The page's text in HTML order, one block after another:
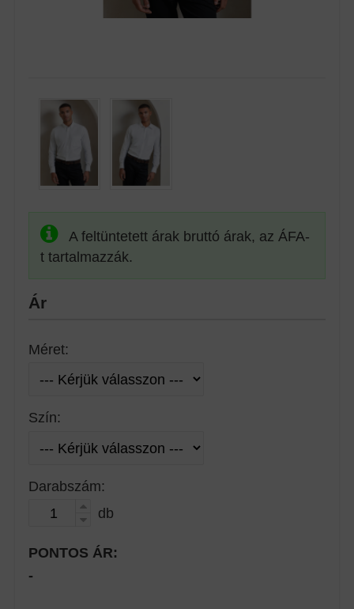
A feltüntetett árak bruttó árak, az ÁFA-
t tartalmazzák.
Ár
Méret:
Szín:
Darabszám:
db
PONTOS ÁR:
-